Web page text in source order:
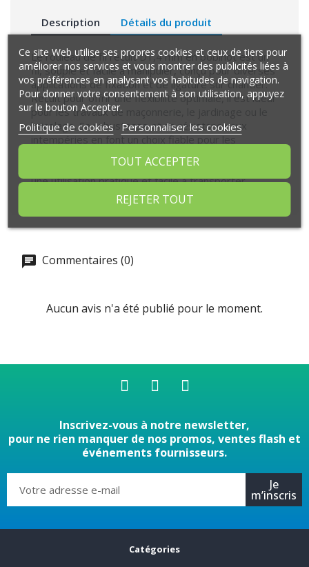
Description Détails du produit
Le rouleau de fil recuit D1,4 mm en bobinot est un
fil, souple et facile à manipuler, conçu pour diverses
applications de fixation et de ligature sur chantier.
Recuit pour offrir une flexibilité optimale, il est idéal
pour les travaux de maçonnerie, le jardinage ou le
bricolage. Sa robustesse et sa résistance aux
usage prolongé sans casse. Fourni en bobinot pour
une utilisation pratique et facile à transporter.
Commentaires (0)
Aucun avis n'a été publié pour le moment.
Inscrivez-vous à notre newsletter,
pour ne rien manquer de nos promos, ventes flash et
événements fournisseurs.
Je
m’inscris
Catégories
Ce site Web utilise ses propres cookies et ceux de tiers pour
améliorer nos services et vous montrer des publicités liées à
vos préférences en analysant vos habitudes de navigation.
Pour donner votre consentement à son utilisation, appuyez
sur le bouton Accepter.
Politique de cookies Personnaliser les cookies
REJETER TOUT
TOUT ACCEPTER